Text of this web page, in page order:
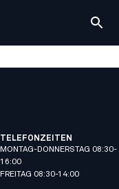
TELEFONZEITEN
MONTAG-DONNERSTAG 08:30-
16:00
FREITAG 08:30-14:00